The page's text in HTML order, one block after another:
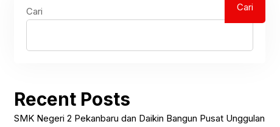
Cari Cari
Recent Posts
SMK Negeri 2 Pekanbaru dan Daikin Bangun Pusat Unggulan